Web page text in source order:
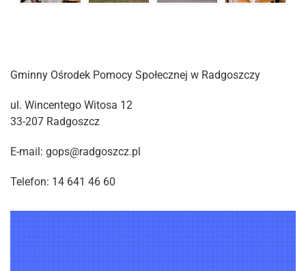
Gminny Ośrodek Pomocy Społecznej w Radgoszczy
ul. Wincentego Witosa 12
33-207 Radgoszcz
E-mail: gops@radgoszcz.pl
Telefon: 14 641 46 60